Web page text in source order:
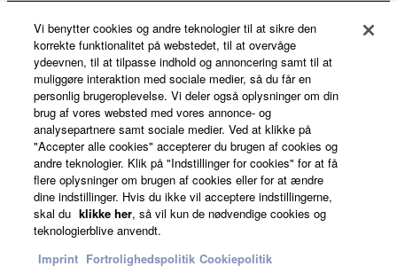
About Yamaha
Danmark - English
Business
Vi benytter cookies og andre teknologier til at sikre den
korrekte funktionalitet på webstedet, til at overvåge
ydeevnen, til at tilpasse indhold og annoncering samt til at
muliggøre interaktion med sociale medier, så du får en
personlig brugeroplevelse. Vi deler også oplysninger om din
brug af vores websted med vores annonce- og
analysepartnere samt sociale medier. Ved at klikke på
"Accepter alle cookies" accepterer du brugen af cookies og
andre teknologier. Klik på "Indstillinger for cookies" for at få
flere oplysninger om brugen af cookies eller for at ændre
dine indstillinger. Hvis du ikke vil acceptere indstillingerne,
skal du klikke her, så vil kun de nødvendige cookies og
teknologierblive anvendt.
Imprint Fortrolighedspolitik Cookiepolitik